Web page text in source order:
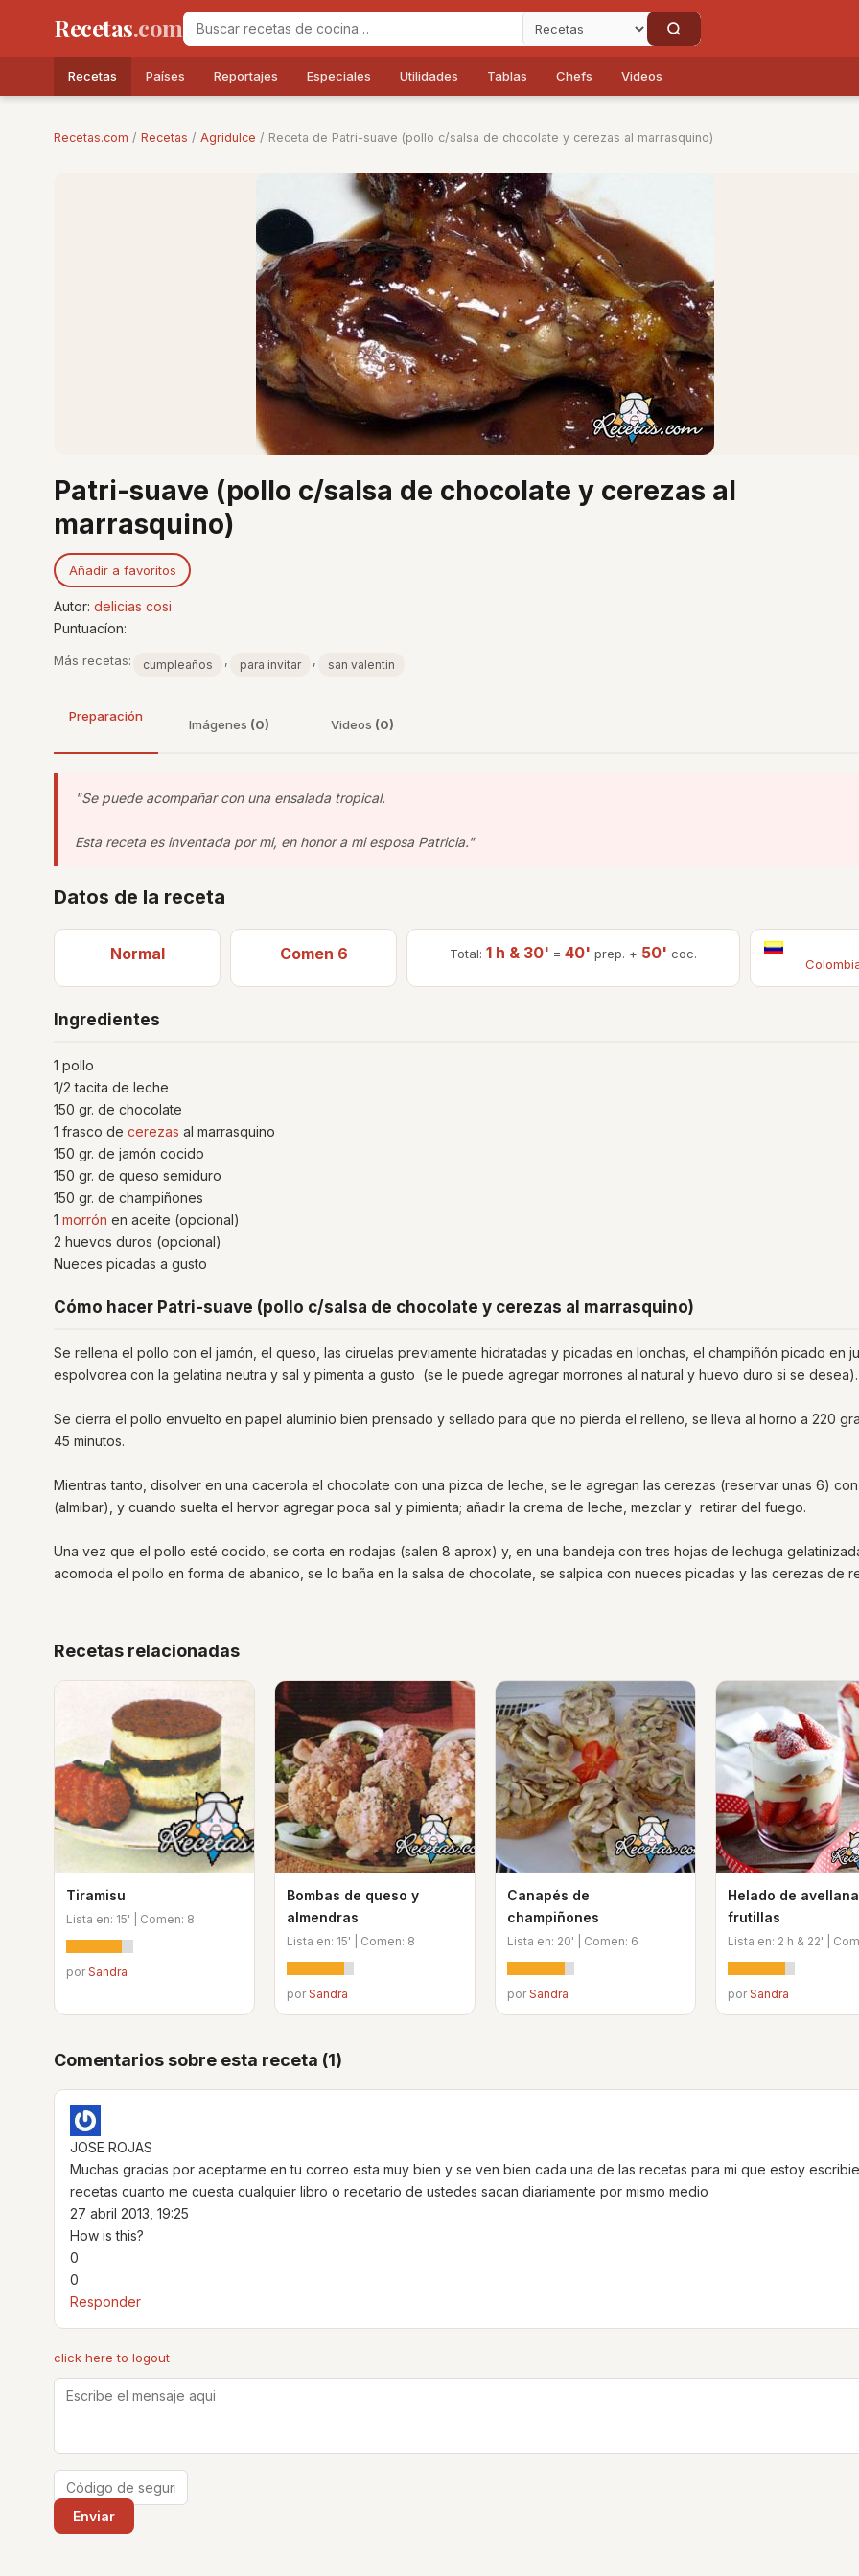
Recetas.com
Recetas Países Reportajes Especiales Utilidades Tablas Chefs Videos
Recetas.com / Recetas / Agridulce / Receta de Patri-suave (pollo c/salsa de chocolate y cerezas al marrasquino)
Patri-suave (pollo c/salsa de chocolate y cerezas al
marrasquino)
Añadir a favoritos
Autor: delicias cosi
Puntuacíon:
Más recetas: cumpleaños , para invitar , san valentin
Preparación
Imágenes (0) Videos (0)
"Se puede acompañar con una ensalada tropical.
Esta receta es inventada por mi, en honor a mi esposa Patricia."
Datos de la receta
Normal Comen 6 Total: 1 h & 30' = 40' prep. + 50' coc.
Ingredientes
1 pollo
1/2 tacita de leche
150 gr. de chocolate
1 frasco de cerezas al marrasquino
150 gr. de jamón cocido
150 gr. de queso semiduro
150 gr. de champiñones
1 morrón en aceite (opcional)
2 huevos duros (opcional)
Nueces picadas a gusto
Cómo hacer Patri-suave (pollo c/salsa de chocolate y cerezas al marrasquino)
Se rellena el pollo con el jamón, el queso, las ciruelas previamente hidratadas y picadas en lonchas, el champiñón picado en
espolvorea con la gelatina neutra y sal y pimenta a gusto (se le puede agregar morrones al natural y huevo duro si se desea).
Se cierra el pollo envuelto en papel aluminio bien prensado y sellado para que no pierda el relleno, se lleva al horno a 220
45 minutos.
Mientras tanto, disolver en una cacerola el chocolate con una pizca de leche, se le agregan las cerezas (reservar unas 6)
(almibar), y cuando suelta el hervor agregar poca sal y pimienta; añadir la crema de leche, mezclar y retirar del fuego.
Una vez que el pollo esté cocido, se corta en rodajas (salen 8 aprox) y, en una bandeja con tres hojas de lechuga
acomoda el pollo en forma de abanico, se lo baña en la salsa de chocolate, se salpica con nueces picadas y las cerezas de
Recetas relacionadas
Tiramisu
Lista en: 15' | Comen: 8
porSandra
Bombas de queso y
almendras
Lista en: 15' | Comen: 8
porSandra
Canapés de
champiñones
Lista en: 20' | Comen: 6
porSandra
Helado de
frutillas
Lista en: 2 h & 22' |
porSandra
Comentarios sobre esta receta (1)
JOSE ROJAS
Muchas gracias por aceptarme en tu correo esta muy bien y se ven bien cada una de las recetas para mi que estoy
recetas cuanto me cuesta cualquier libro o recetario de ustedes sacan diariamente por mismo medio
27 abril 2013, 19:25
How is this?
0
0
Responder
click here to logout